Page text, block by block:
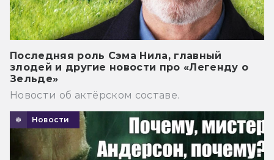
Последняя роль Сэма Нила, главный
злодей и другие новости про «Легенду о
Зельде»
Новости об актёрском составе.
Новости